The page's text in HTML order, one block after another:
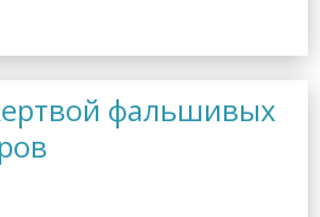
фальшивых